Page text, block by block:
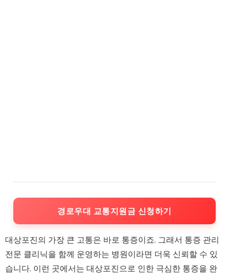
경로우대 교통지원금 신청하기
대상포진의 가장 큰 고통은 바로 통증이죠. 그래서 통증 관리
전문 클리닉을 함께 운영하는 병원이라면 더욱 신뢰할 수 있
습니다. 이런 곳에서는 대상포진으로 인한 극심한 통증을 완